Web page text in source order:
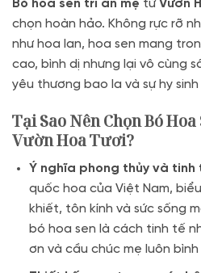
Bó hoa sen tri ân mẹ từVườn
chọn hoàn hảo. Không rực rỡ
như hoa lan, hoa sen mang
cao, bình dị nhưng lại vô cùng
yêu thương bao la và sự hy
Tại Sao Nên Chọn Bó
Vườn Hoa Tươi?
Ý nghĩa phong thủy và tinh
quốc hoa của Việt Nam,
khiết, tôn kính và sức sống
bó hoa sen là cách tinh tế
ơn và cầu chúc mẹ luôn